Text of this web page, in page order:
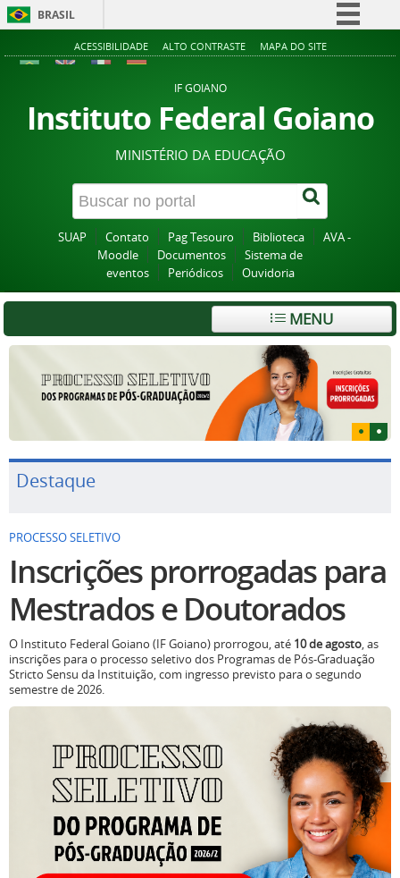
BRASIL
Simplifique!
Acesso à informação
Legislação
Canais
ACESSIBILIDADE ALTO CONTRASTE MAPA DO SITE
IF GOIANO
Instituto Federal Goiano
MINISTÉRIO DA EDUCAÇÃO
SUAP Contato Pag Tesouro Biblioteca
AVA -
Moodle
Documentos
Sistema de
eventos
Periódicos Ouvidoria
MENU
Destaque
PROCESSO SELETIVO
Inscrições prorrogadas para
Mestrados e Doutorados
O Instituto Federal Goiano (IF Goiano) prorrogou, até 10 de agosto, as
inscrições para o processo seletivo dos Programas de Pós-Graduação
Stricto Sensu da Instituição, com ingresso previsto para o segundo
semestre de 2026.